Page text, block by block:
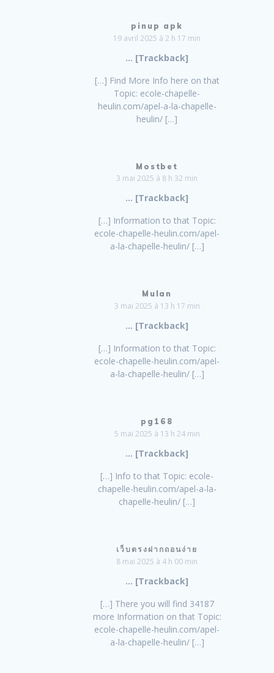
pinup apk
19 avril 2025 à 2 h 17 min
… [Trackback]
[…] Find More Info here on that
Topic: ecole-chapelle-
heulin.com/apel-a-la-chapelle-
heulin/ […]
Mostbet
3 mai 2025 à 8 h 32 min
… [Trackback]
[…] Information to that Topic:
ecole-chapelle-heulin.com/apel-
a-la-chapelle-heulin/ […]
Mulan
3 mai 2025 à 13 h 17 min
… [Trackback]
[…] Information to that Topic:
ecole-chapelle-heulin.com/apel-
a-la-chapelle-heulin/ […]
pg168
5 mai 2025 à 13 h 24 min
… [Trackback]
[…] Info to that Topic: ecole-
chapelle-heulin.com/apel-a-la-
chapelle-heulin/ […]
เว็บตรงฝากถอนง่าย
8 mai 2025 à 4 h 00 min
… [Trackback]
[…] There you will find 34187
more Information on that Topic:
ecole-chapelle-heulin.com/apel-
a-la-chapelle-heulin/ […]